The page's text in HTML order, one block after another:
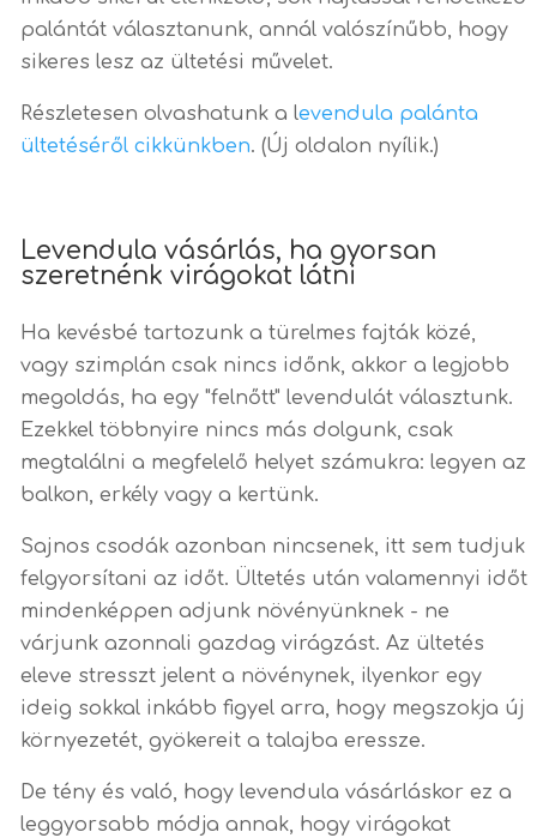
palántát választanunk, annál valószínűbb, hogy
sikeres lesz az ültetési művelet.
Részletesen olvashatunk a levendula palánta
ültetéséről cikkünkben. (Új oldalon nyílik.)
Levendula vásárlás, ha gyorsan
szeretnénk virágokat látni
Ha kevésbé tartozunk a türelmes fajták közé,
vagy szimplán csak nincs időnk, akkor a legjobb
megoldás, ha egy "felnőtt" levendulát választunk.
Ezekkel többnyire nincs más dolgunk, csak
megtalálni a megfelelő helyet számukra: legyen az
balkon, erkély vagy a kertünk.
Sajnos csodák azonban nincsenek, itt sem tudjuk
felgyorsítani az időt. Ültetés után valamennyi időt
mindenképpen adjunk növényünknek - ne
várjunk azonnali gazdag virágzást. Az ültetés
eleve stresszt jelent a növénynek, ilyenkor egy
ideig sokkal inkább figyel arra, hogy megszokja új
környezetét, gyökereit a talajba eressze.
De tény és való, hogy levendula vásárláskor ez a
leggyorsabb módja annak, hogy virágokat